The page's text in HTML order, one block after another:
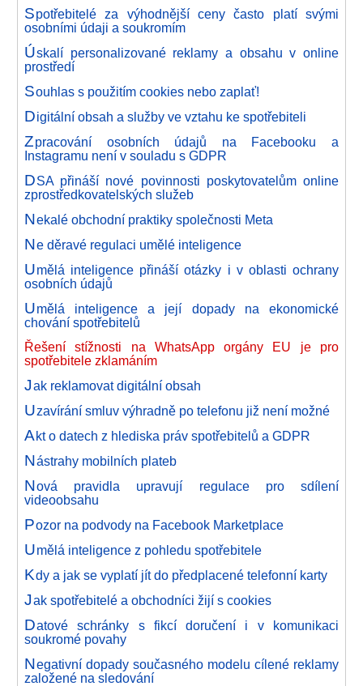
Spotřebitelé za výhodnější ceny často platí svými
osobními údaji a soukromím
Úskalí personalizované reklamy a obsahu v online
prostředí
Souhlas s použitím cookies nebo zaplať!
Digitální obsah a služby ve vztahu ke spotřebiteli
Zpracování osobních údajů na Facebooku a
Instagramu není v souladu s GDPR
DSA přináší nové povinnosti poskytovatelům online
zprostředkovatelských služeb
Nekalé obchodní praktiky společnosti Meta
Ne děravé regulaci umělé inteligence
Umělá inteligence přináší otázky i v oblasti ochrany
osobních údajů
Umělá inteligence a její dopady na ekonomické
chování spotřebitelů
Řešení stížnosti na WhatsApp orgány EU je pro
spotřebitele zklamáním
Jak reklamovat digitální obsah
Uzavírání smluv výhradně po telefonu již není možné
Akt o datech z hlediska práv spotřebitelů a GDPR
Nástrahy mobilních plateb
Nová pravidla upravují regulace pro sdílení
videoobsahu
Pozor na podvody na Facebook Marketplace
Umělá inteligence z pohledu spotřebitele
Kdy a jak se vyplatí jít do předplacené telefonní karty
Jak spotřebitelé a obchodníci žijí s cookies
Datové schránky s fikcí doručení i v komunikaci
soukromé povahy
Negativní dopady současného modelu cílené reklamy
založené na sledování